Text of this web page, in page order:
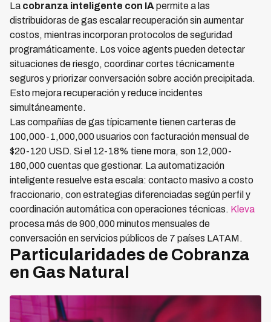
La cobranza inteligente con IA permite a las
distribuidoras de gas escalar recuperación sin aumentar
costos, mientras incorporan protocolos de seguridad
programáticamente. Los voice agents pueden detectar
situaciones de riesgo, coordinar cortes técnicamente
seguros y priorizar conversación sobre acción precipitada.
Esto mejora recuperación y reduce incidentes
simultáneamente.
Las compañías de gas típicamente tienen carteras de
100,000-1,000,000 usuarios con facturación mensual de
$20-120 USD. Si el 12-18% tiene mora, son 12,000-
180,000 cuentas que gestionar. La automatización
inteligente resuelve esta escala: contacto masivo a costo
fraccionario, con estrategias diferenciadas según perfil y
coordinación automática con operaciones técnicas. Kleva
procesa más de 900,000 minutos mensuales de
conversación en servicios públicos de 7 países LATAM.
Particularidades de Cobranza
en Gas Natural